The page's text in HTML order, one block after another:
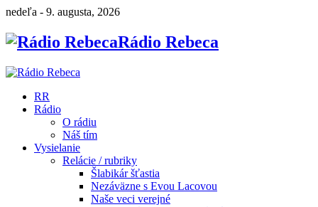
nedeľa - 9. augusta, 2026
Rádio Rebeca
RR
Rádio
O rádiu
Náš tím
Vysielanie
Relácie / rubriky
Šlabikár šťastia
Nezáväzne s Evou Lacovou
Naše veci verejné